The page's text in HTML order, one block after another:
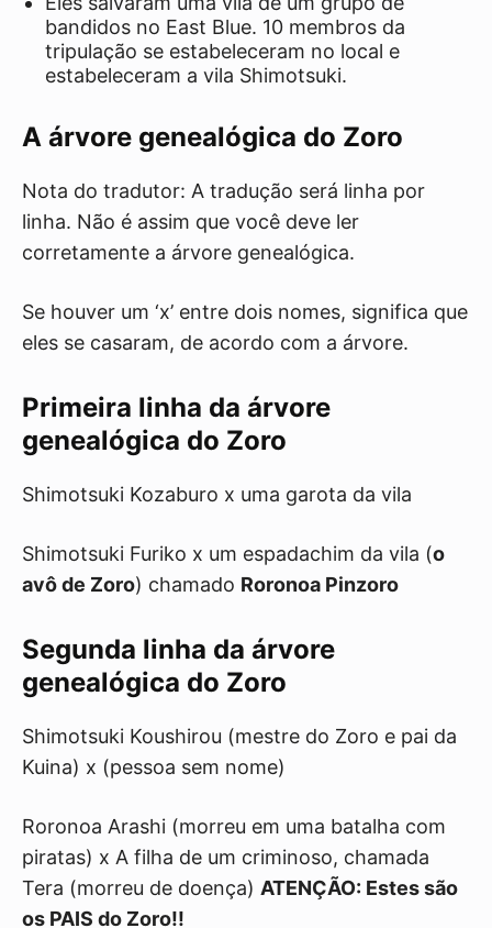
bandidos no East Blue. 10 membros da
tripulação se estabeleceram no local e
estabeleceram a vila Shimotsuki.
A árvore genealógica do Zoro
Nota do tradutor: A tradução será linha por
linha. Não é assim que você deve ler
corretamente a árvore genealógica.
Se houver um ‘x’ entre dois nomes, significa que
eles se casaram, de acordo com a árvore.
Primeira linha da árvore
genealógica do Zoro
Shimotsuki Kozaburo x uma garota da vila
Shimotsuki Furiko x um espadachim da vila (o
avô de Zoro) chamado Roronoa Pinzoro
Segunda linha da árvore
genealógica do Zoro
Shimotsuki Koushirou (mestre do Zoro e pai da
Kuina) x (pessoa sem nome)
Roronoa Arashi (morreu em uma batalha com
piratas) x A filha de um criminoso, chamada
Tera (morreu de doença) ATENÇÃO: Estes são
os PAIS do Zoro!!